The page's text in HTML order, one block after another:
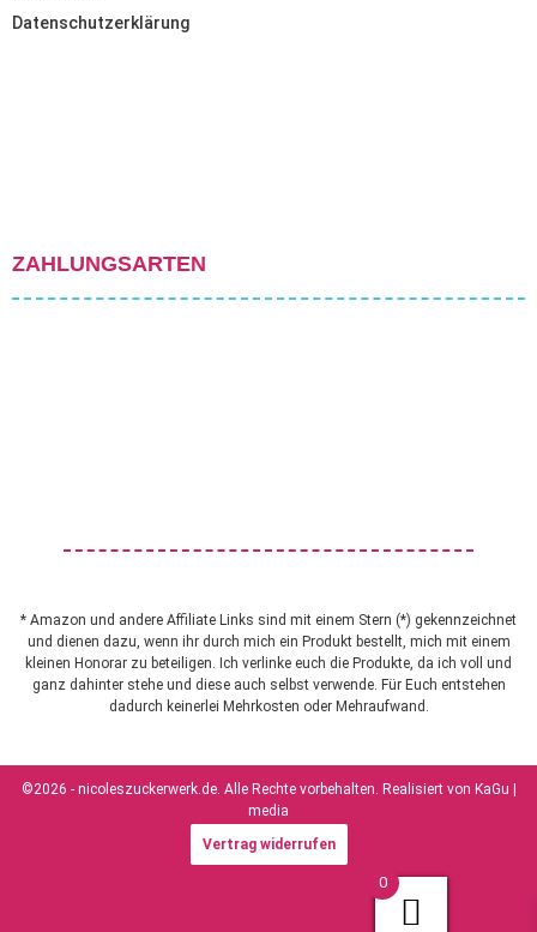
Datenschutzerklärung
ZAHLUNGSARTEN
* Amazon und andere Affiliate Links sind mit einem Stern (*) gekennzeichnet
und dienen dazu, wenn ihr durch mich ein Produkt bestellt, mich mit einem
kleinen Honorar zu beteiligen. Ich verlinke euch die Produkte, da ich voll und
ganz dahinter stehe und diese auch selbst verwende. Für Euch entstehen
dadurch keinerlei Mehrkosten oder Mehraufwand.
©2026 - nicoleszuckerwerk.de. Alle Rechte vorbehalten. Realisiert von KaGu |
media
Vertrag widerrufen
0